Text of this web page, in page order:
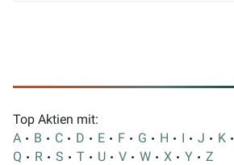
Top Aktien mit:
A
B C D E F G H I J K
Q
R S T U V W X Y Z